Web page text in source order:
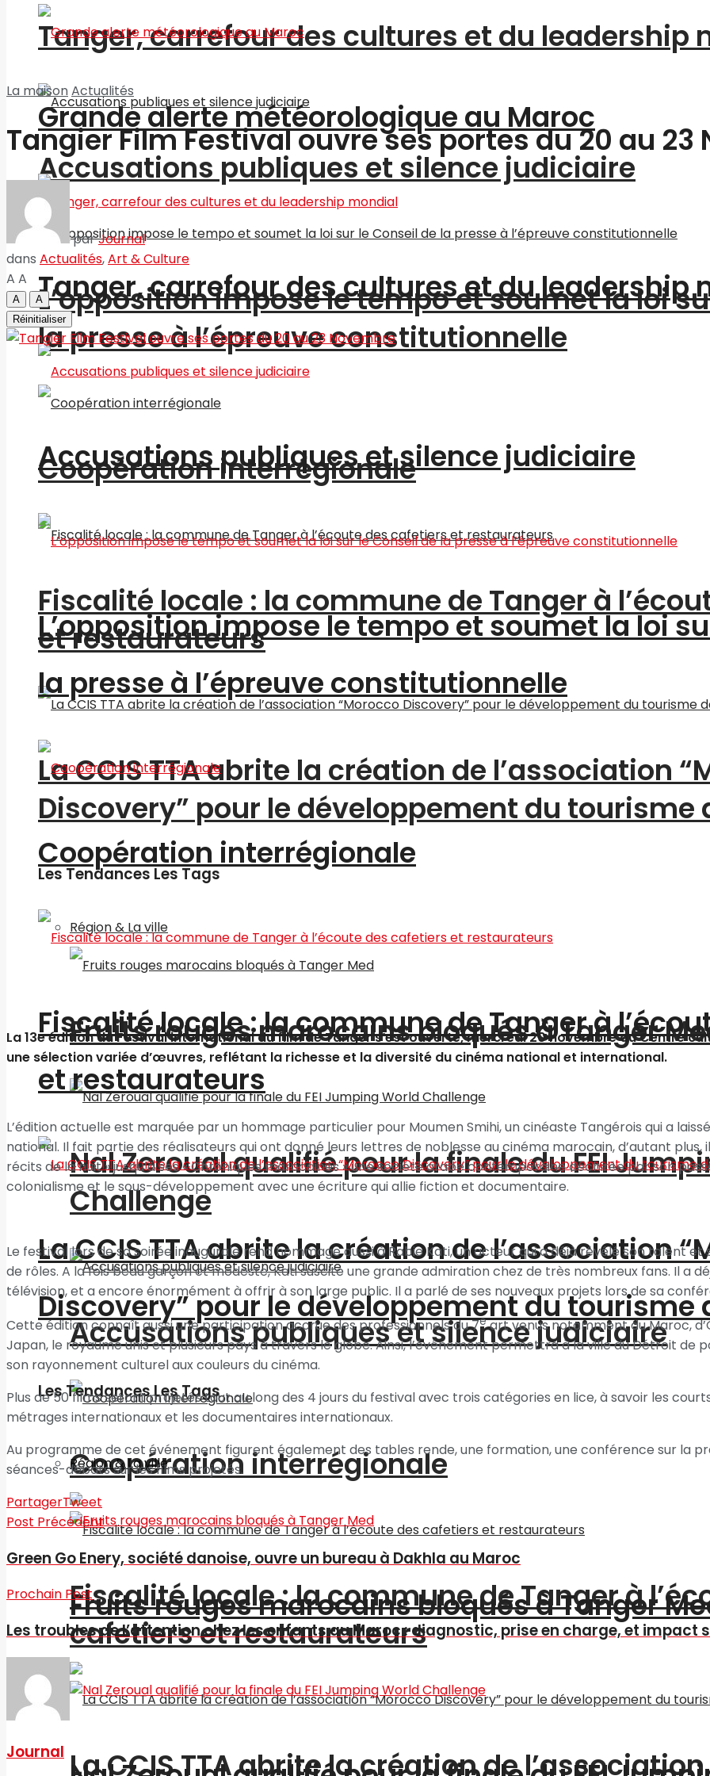
Tanger, carrefour des cultures et du leadership
Accusations publiques et silence judiciaire
L’opposition impose le tempo et soumet la loi
la presse à l’épreuve constitutionnelle
Coopération interrégionale
Fiscalité locale : la commune de Tanger à
et restaurateurs
La CCIS TTA abrite la création de l’association
Discovery” pour le développement du tourisme
Les Tendances Les Tags
Région & La ville
Fruits rouges marocains bloqués à Tanger
Nal Zeroual qualifié pour la finale du FEI
Challenge
Accusations publiques et silence judiciaire
Coopération interrégionale
Fiscalité locale : la commune de Tanger à
cafetiers et restaurateurs
La CCIS TTA abrite la création de
Grande alerte météorologique au Maroc
Tanger, carrefour des cultures et du leadership
Accusations publiques et silence judiciaire
L’opposition impose le tempo et soumet la loi
la presse à l’épreuve constitutionnelle
Coopération interrégionale
Fiscalité locale : la commune de Tanger à
et restaurateurs
La CCIS TTA abrite la création de l’association
Discovery” pour le développement du tourisme
Les Tendances Les Tags
Région & La ville
Fruits rouges marocains bloqués à Tanger
La maisonActualités
Tangier Film Festival ouvre ses portes du 20 au 23
parJournal
dans Actualités,Art & Culture
A A
A
A
Réinitialiser
La 13e édition du Festival international du film de Tanger s’est ouverte, mercredi 20 novembre au Centre
une sélection variée d’œuvres, reflétant la richesse et la diversité du cinéma national et international.
L’édition actuelle est marquée par un hommage particulier pour Moumen Smihi, un cinéaste Tangérois qui a
national. Il fait partie des réalisateurs qui ont donné leurs lettres de noblesse au cinéma marocain, d’autant plus,
récits de la nuit » jusqu’à ses « Chroniques marocaines » une société arabe contemporaine déchirée par son
colonialisme et le sous-développement avec une écriture qui allie fiction et documentaire.
Le festival lors de sa soirée inaugurale rend hommage aussi à Rabie Kati, un acteur qui a déjà révélé son talent
de rôles. A la fois beau garçon et modeste, Kati suscite une grande admiration chez de très nombreux fans. Il a
télévision, et a encore énormément à offrir à son large public. Il a parlé de ses nouveaux projets lors de sa
Cette édition connaît aussi une participation accrue des professionnels du 7eart venus notamment du Maroc,
Japan, le royaume unis et plusieurs pays à travers le globe. Ainsi, l’événement permettra à la ville du Détroit de
son rayonnement culturel aux couleurs du cinéma.
Plus de 50 films seront projetés tout au long des 4 jours du festival avec trois catégories en lice, à savoir les
métrages internationaux et les documentaires internationaux.
Au programme de cet événement figurent également des tables rende, une formation, une conférence sur la
séances-débats sur les films projetés.
PartagerTweet
Post Précédent
Green Go Enery, société danoise, ouvre un bureau à Dakhla au Maroc
Prochain Post
Les troubles de l’attention chez les enfants au Maroc : diagnostic, prise en charge, et impact
Journal